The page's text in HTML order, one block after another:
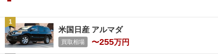
米国日産 アルマダ
買取相場 〜255万円